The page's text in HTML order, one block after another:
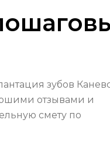
зубов
отзывами и
смету по